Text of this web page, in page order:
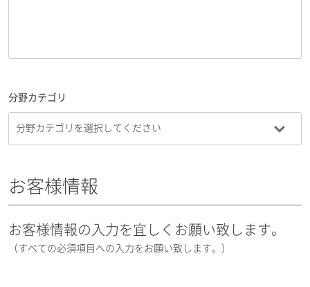
分野カテゴリ
お客様情報
お客様情報の入力を宜しくお願い致します。
（すべての必須項目への入力をお願い致します。）